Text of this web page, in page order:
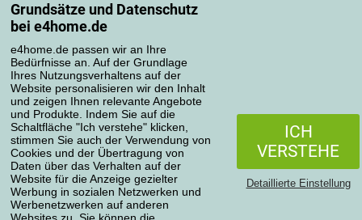
Grundsätze und Datenschutz
bei e4home.de
e4home.de passen wir an Ihre
Bedürfnisse an. Auf der Grundlage
Ihres Nutzungsverhaltens auf der
Website personalisieren wir den Inhalt
und zeigen Ihnen relevante Angebote
und Produkte. Indem Sie auf die
Schaltfläche "Ich verstehe" klicken,
stimmen Sie auch der Verwendung von
Cookies und der Übertragung von
Daten über das Verhalten auf der
Website für die Anzeige gezielter
Werbung in sozialen Netzwerken und
Werbenetzwerken auf anderen
ICH
VERSTEHE
Detaillierte Einstellung
Transportarten
Zahlungsmethoden
Zuverlässiger Shop